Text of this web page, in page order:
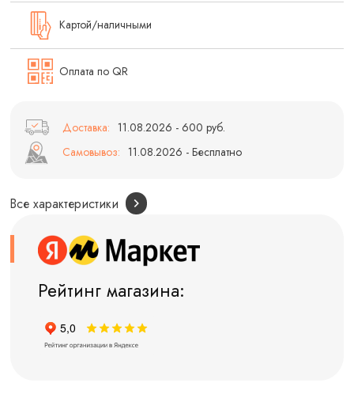
Картой/наличными
Оплата по QR
Доставка: 11.08.2026 - 600 руб.
Самовывоз: 11.08.2026 - Бесплатно
Все характеристики
Рейтинг магазина: